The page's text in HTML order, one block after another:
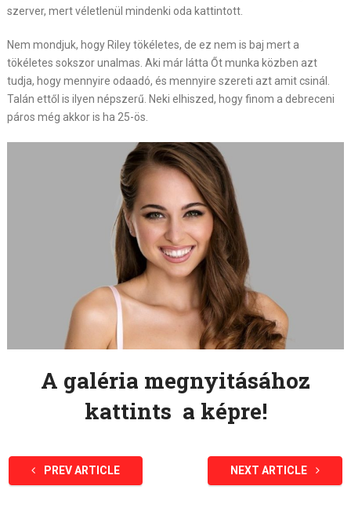
szerver, mert véletlenül mindenki oda kattintott.
Nem mondjuk, hogy Riley tökéletes, de ez nem is baj mert a
tökéletes sokszor unalmas. Aki már látta Őt munka közben azt
tudja, hogy mennyire odaadó, és mennyire szereti azt amit csinál.
Talán ettől is ilyen népszerű. Neki elhiszed, hogy finom a debreceni
páros még akkor is ha 25-ös.
A galéria megnyitásához
kattints a képre!
PREV ARTICLE NEXT ARTICLE